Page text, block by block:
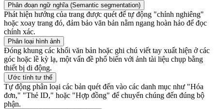
Phân đoạn ngữ nghĩa (Semantic segmentation)
Phát hiện hướng của trang được quét để tự động "chỉnh nghiêng"
hoặc xoay trang đó, đảm bảo văn bản nằm ngang hoàn hảo để đọc
chính xác.
Phân loại hình ảnh
Đóng khung các khối văn bản hoặc ghi chú viết tay xuất hiện ở các
góc hoặc lề kỳ lạ, một vấn đề phổ biến với ảnh tài liệu chụp bằng
thiết bị di động.
Ước tính tư thế
Tự động phân loại các bản quét đến vào các danh mục như "Hóa
đơn," "Thẻ ID," hoặc "Hợp đồng" để chuyển chúng đến đúng bộ
phận.